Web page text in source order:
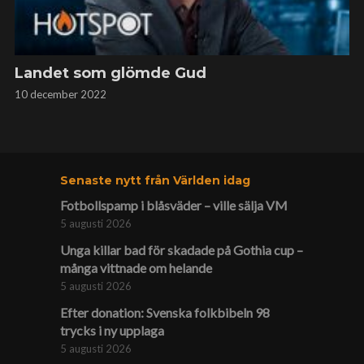
Landet som glömde Gud
10 december 2022
Senaste nytt från Världen idag
Fotbollspamp i blåsväder – ville sälja VM
5 augusti 2026
Unga killar bad för skadade på Gothia cup –
många vittnade om helande
5 augusti 2026
Efter donation: Svenska folkbibeln 98
trycks i ny upplaga
5 augusti 2026